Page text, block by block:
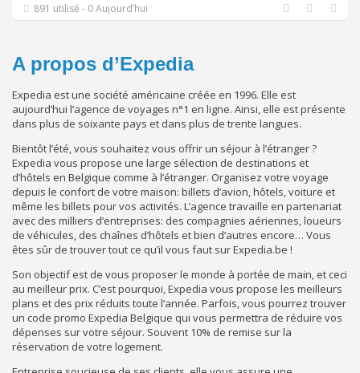
891 utilisé - 0 Aujourd’hui
A propos d’Expedia
Expedia est une société américaine créée en 1996. Elle est
aujourd’hui l’agence de voyages n°1 en ligne. Ainsi, elle est présente
dans plus de soixante pays et dans plus de trente langues.
Bientôt l’été, vous souhaitez vous offrir un séjour à l’étranger ?
Expedia vous propose une large sélection de destinations et
d’hôtels en Belgique comme à l’étranger. Organisez votre voyage
depuis le confort de votre maison: billets d’avion, hôtels, voiture et
même les billets pour vos activités. L’agence travaille en partenariat
avec des milliers d’entreprises: des compagnies aériennes, loueurs
de véhicules, des chaînes d’hôtels et bien d’autres encore… Vous
êtes sûr de trouver tout ce qu’il vous faut sur Expedia.be !
Son objectif est de vous proposer le monde à portée de main, et ceci
au meilleur prix. C’est pourquoi, Expedia vous propose les meilleurs
plans et des prix réduits toute l’année. Parfois, vous pourrez trouver
un code promo Expedia Belgique qui vous permettra de réduire vos
dépenses sur votre séjour. Souvent 10% de remise sur la
réservation de votre logement.